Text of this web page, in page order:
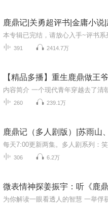
鹿鼎记|关勇超评书|金庸小说
391 2414.7万
260 239.1万
306 6.2万